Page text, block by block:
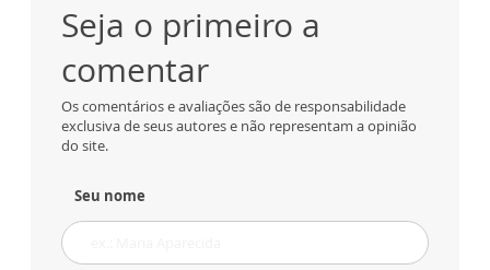
Seja o primeiro a
comentar
Os comentários e avaliações são de responsabilidade
exclusiva de seus autores e não representam a opinião
do site.
Seu nome